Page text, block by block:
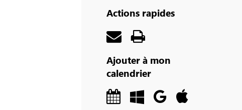
Actions rapides
Ajouter à mon
calendrier